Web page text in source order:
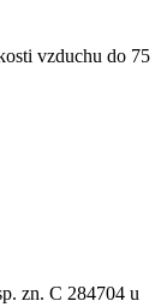
vzduchu do 75
zn. C 284704 u